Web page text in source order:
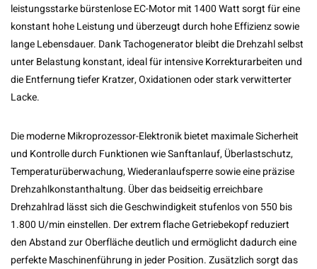
leistungsstarke bürstenlose EC-Motor mit 1400 Watt sorgt für eine
konstant hohe Leistung und überzeugt durch hohe Effizienz sowie
lange Lebensdauer. Dank Tachogenerator bleibt die Drehzahl selbst
unter Belastung konstant, ideal für intensive Korrekturarbeiten und
die Entfernung tiefer Kratzer, Oxidationen oder stark verwitterter
Lacke.
Die moderne Mikroprozessor-Elektronik bietet maximale Sicherheit
und Kontrolle durch Funktionen wie Sanftanlauf, Überlastschutz,
Temperaturüberwachung, Wiederanlaufsperre sowie eine präzise
Drehzahlkonstanthaltung. Über das beidseitig erreichbare
Drehzahlrad lässt sich die Geschwindigkeit stufenlos von 550 bis
1.800 U/min einstellen. Der extrem flache Getriebekopf reduziert
den Abstand zur Oberfläche deutlich und ermöglicht dadurch eine
perfekte Maschinenführung in jeder Position. Zusätzlich sorgt das